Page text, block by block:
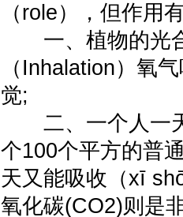
（role），但作用
一、植物的光合
（Inhalation）氧
觉;
二、一个人一天
个100个平方的普
天又能吸收（xī
氧化碳(CO2)则